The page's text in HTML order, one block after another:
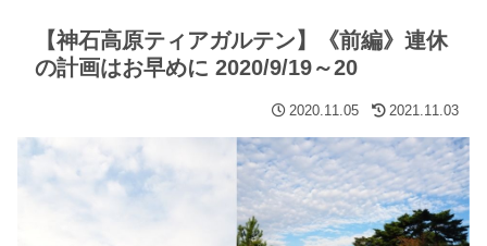
【神石高原ティアガルテン】《前編》連休
の計画はお早めに 2020/9/19～20
2020.11.05 2021.11.03